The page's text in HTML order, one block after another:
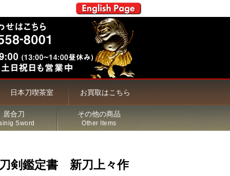
日本刀喫茶室 お買取はこちら
居合刀
Sword
その他の商品
Other Items
剣鑑定書 新刀上々作